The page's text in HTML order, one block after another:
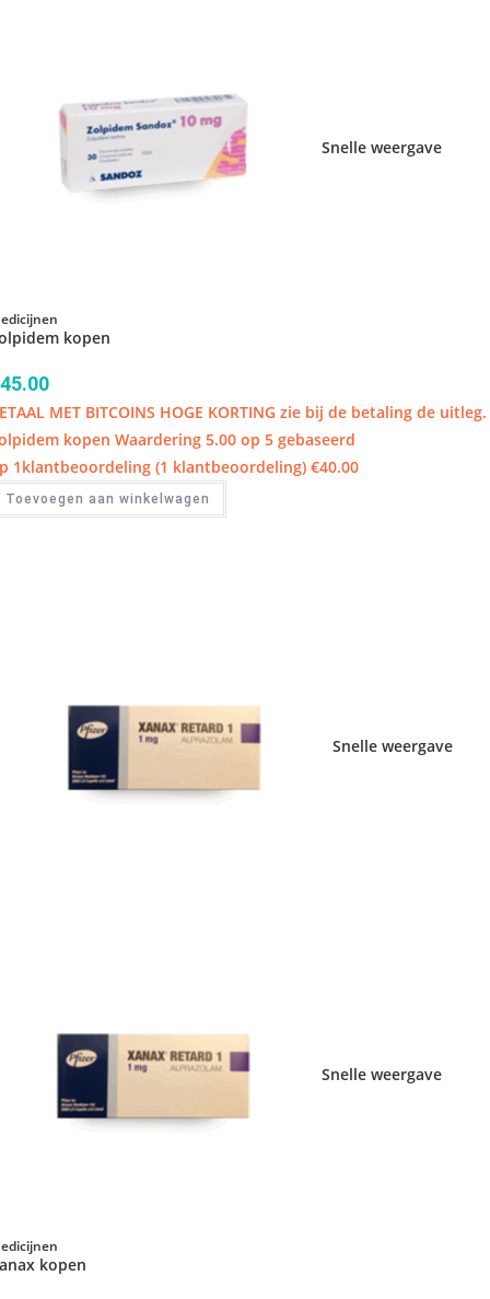
Snelle weergave
kopen
45.00
MET BITCOINS HOGE KORTING zie bij de betaling de uitleg.
kopen Waardering 5.00 op 5 gebaseerd
1klantbeoordeling (1 klantbeoordeling) €40.00
Toevoegen aan winkelwagen
Snelle weergave
Snelle weergave
kopen